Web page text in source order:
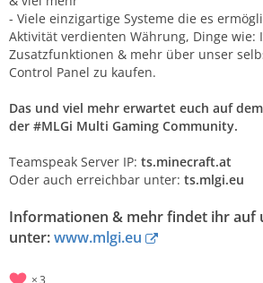
- Viele einzigartige Systeme die es
Aktivität verdienten Währung, Dinge wie:
Zusatzfunktionen & mehr über unser
Control Panel zu kaufen.
Das und viel mehr erwartet euch auf
der #MLGi Multi Gaming Community.
Teamspeak Server IP: ts.minecraft.at
Oder auch erreichbar unter: ts.mlgi.eu
Informationen & mehr findet ihr auf
unter:www.mlgi.eu
3